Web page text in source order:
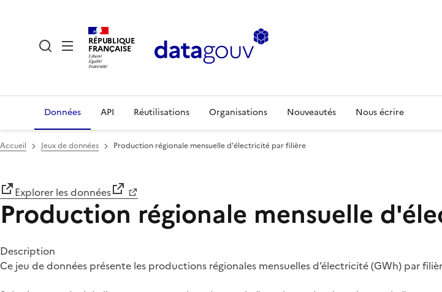
RÉPUBLIQUE
FRANÇAISE
Données API Réutilisations Organisations Nouveautés Nous écrire
Accueil Jeux de données Production régionale mensuelle d'électricité par filière
Explorer les données
Production régionale mensuelle
Description
Ce jeu de données présente les productions régionales mensuelles d’électricité (GWh) par